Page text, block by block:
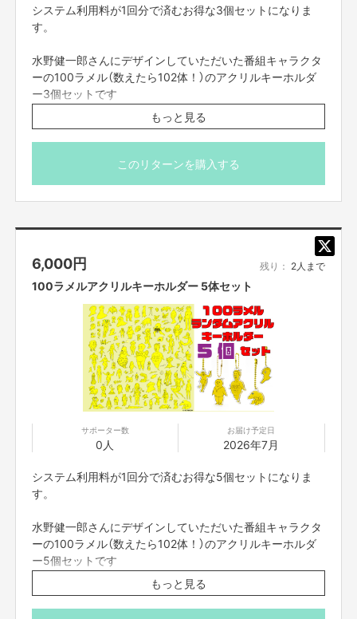
システム利用料が1回分で済むお得な3個セットになりま
す。
水野健一郎さんにデザインしていただいた番組キャラクタ
ーの100ラメル（数えたら102体！）のアクリルキーホルダ
ー3個セットです
お手元に届くまで何が当たるかわからない！画像（左側）の
中から3体ランダムでお届けします
どのキーホルダーもこの世にひとつしか存在しません！
※送料はご支援額に含まれております
もっと見る
このリターンを購入する
6,000円 残り： 2人まで
100ラメルアクリルキーホルダー 5体セット
サポーター数
0人
お届け予定日
2026年7月
システム利用料が1回分で済むお得な5個セットになりま
す。
水野健一郎さんにデザインしていただいた番組キャラクタ
ーの100ラメル（数えたら102体！）のアクリルキーホルダ
ー5個セットです
お手元に届くまで何が当たるかわからない！画像（左側）の
中から5体ランダムでお届けしますランダムでお届けしま
す
もっと見る